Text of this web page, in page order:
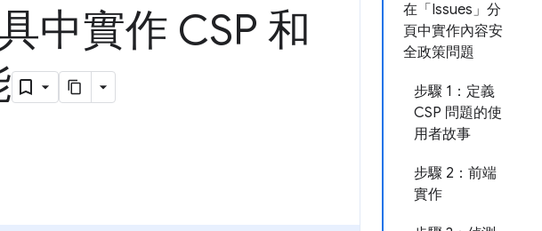
在「Issues」分
頁中實作內容安
全政策問題
步驟 1：定義
CSP 問題的使
用者故事
步驟 2：前端
實作
中實作 CSP 和